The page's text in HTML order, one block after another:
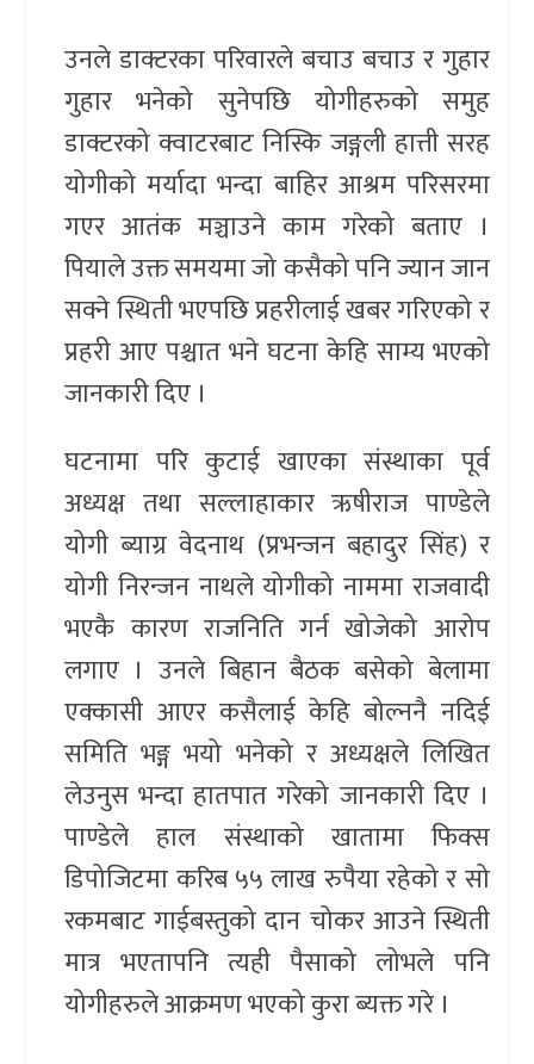
उनले डाक्टरका परिवारले बचाउ बचाउ र गुहार
गुहार भनेको सुनेपछि योगीहरुको समुह
डाक्टरको क्वाटरबाट निस्कि जङ्गली हात्ती सरह
योगीको मर्यादा भन्दा बाहिर आश्रम परिसरमा
गएर आतंक मञ्चाउने काम गरेको बताए ।
पियाले उक्त समयमा जो कसैको पनि ज्यान जान
सक्ने स्थिती भएपछि प्रहरीलाई खबर गरिएको र
प्रहरी आए पश्चात भने घटना केहि साम्य भएको
जानकारी दिए ।
घटनामा परि कुटाई खाएका संस्थाका पूर्व
अध्यक्ष तथा सल्लाहाकार ऋषीराज पाण्डेले
योगी ब्याग्र वेदनाथ (प्रभन्जन बहादुर सिंह) र
योगी निरन्जन नाथले योगीको नाममा राजवादी
भएकै कारण राजनिति गर्न खोजेको आरोप
लगाए । उनले बिहान बैठक बसेको बेलामा
एक्कासी आएर कसैलाई केहि बोल्ननै नदिई
समिति भङ्ग भयो भनेको र अध्यक्षले लिखित
लेउनुस भन्दा हातपात गरेको जानकारी दिए ।
पाण्डेले हाल संस्थाको खातामा फिक्स
डिपोजिटमा करिब ५५ लाख रुपैया रहेको र सो
रकमबाट गाईबस्तुको दान चोकर आउने स्थिती
मात्र भएतापनि त्यही पैसाको लोभले पनि
योगीहरुले आक्रमण भएको कुरा ब्यक्त गरे ।